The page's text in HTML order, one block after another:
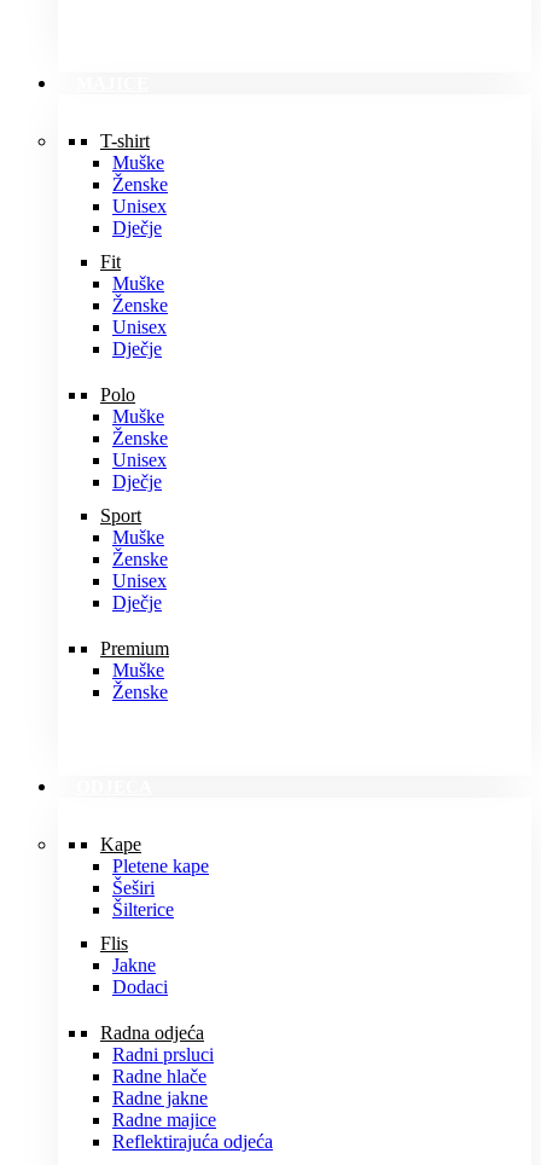
T-shirt
Muške
Ženske
Unisex
Dječje
Fit
Muške
Ženske
Unisex
Dječje
Polo
Muške
Ženske
Unisex
Dječje
Sport
Muške
Ženske
Unisex
Dječje
Premium
Muške
Ženske
Kape
Pletene kape
Šeširi
Šilterice
Flis
Jakne
Dodaci
Radna odjeća
Radni prsluci
Radne hlače
Radne jakne
Radne majice
Reflektirajuća odjeća